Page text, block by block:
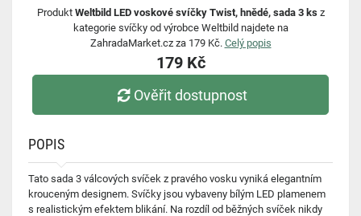
Produkt Weltbild LED voskové svíčky Twist, hnědé, sada 3 ksz
kategorie svíčky od výrobce Weltbild najdete na
ZahradaMarket.cz za 179 Kč. Celý popis
179 Kč
Ověřit dostupnost
POPIS
Tato sada 3 válcových svíček z pravého vosku vyniká elegantním
krouceným designem. Svíčky jsou vybaveny bílým LED plamenem
s realistickým efektem blikání. Na rozdíl od běžných svíček nikdy